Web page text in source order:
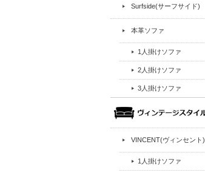
Surfside(サーフサイド)
本革ソファ
1人掛けソファ
2人掛けソファ
3人掛けソファ
VINCENT(ヴィンセント)
1人掛けソファ